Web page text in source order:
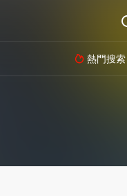
 熱門搜索